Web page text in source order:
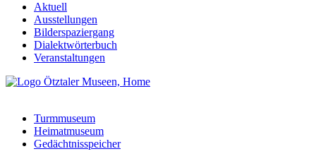
Aktuell
Ausstellungen
Bilderspaziergang
Dialektwörterbuch
Veranstaltungen
Turmmuseum
Heimatmuseum
Gedächtnisspeicher